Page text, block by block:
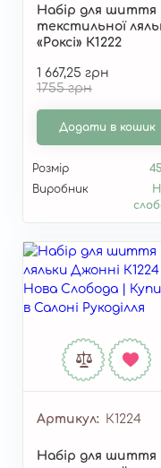
Набір для шиття
текстильної
«Роксі» К1222
1 667,25 грн
1755 грн
Додати в кошик
Розмір
Виробник
Артикул К1224
Набір для шиття